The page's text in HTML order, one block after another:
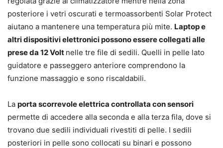
posteriore i vetri oscurati e termoassorbenti Solar Protect
aiutano a mantenere una temperatura più mite. Laptop e
altri dispositivi elettronici possono essere collegati alle
prese da 12 Volt nelle tre file di sedili. Quelli in pelle lato
guidatore e passeggero anteriore comprendono la
funzione massaggio e sono riscaldabili.
La porta scorrevole elettrica controllata con sensori
permette di accedere alla seconda e alla terza fila, dove si
trovano due sedili individuali rivestiti di pelle. I sedili
posteriori in pelle sono collocati su binari e possono